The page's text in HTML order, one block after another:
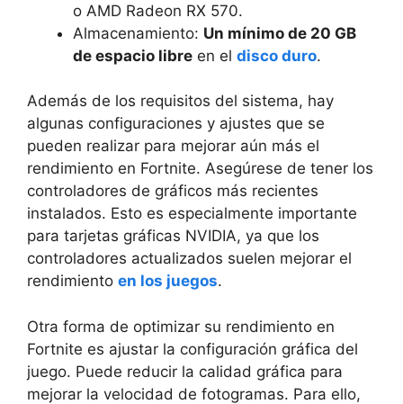
o AMD Radeon RX 570.
Almacenamiento: Un mínimo de 20 GB
de espacio libre en el disco duro.
Además de los requisitos del sistema, hay
algunas configuraciones y ajustes que se
pueden realizar para mejorar aún más el
rendimiento en Fortnite. Asegúrese de tener los
controladores de gráficos más recientes
instalados. Esto es especialmente importante
para tarjetas gráficas NVIDIA, ya que los
controladores actualizados suelen mejorar el
rendimiento en los juegos.
Otra forma de optimizar su rendimiento en
Fortnite es ajustar la configuración gráfica del
juego. Puede reducir la calidad gráfica para
mejorar la velocidad de fotogramas. Para ello,